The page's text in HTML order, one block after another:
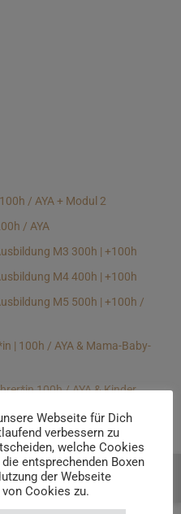
/ AYA + Modul 2
/ AYA
M3 300h | +100h
M4 400h | +100h
M5 500h | +100h /
| 100h / AYA & Mama-Baby-
100h / AYA & Kinder
&
Webseite für Dich
verbessern zu
welche Cookies
entsprechenden Boxen
der Webseite
Cookies zu.
Beratung buchen